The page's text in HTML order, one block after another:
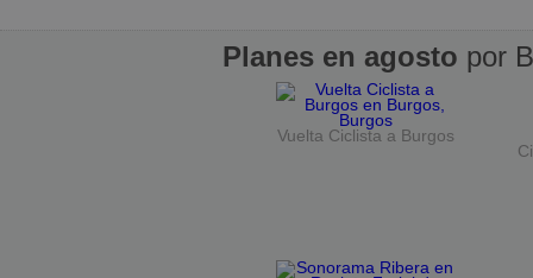
Planes en agosto por
Vuelta Ciclista a Burgos